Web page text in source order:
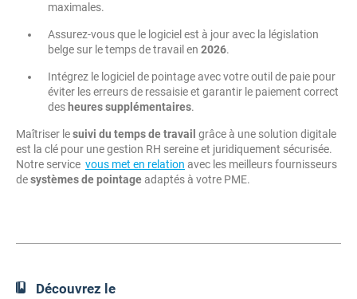
maximales.
Assurez-vous que le logiciel est à jour avec la législation
belge sur le temps de travail en 2026.
Intégrez le logiciel de pointage avec votre outil de paie pour
éviter les erreurs de ressaisie et garantir le paiement correct
des heures supplémentaires.
Maîtriser lesuivi du temps de travail grâce à une solution digitale
est la clé pour une gestion RH sereine et juridiquement sécurisée.
Notre service vous met en relation avec les meilleurs fournisseurs
desystèmes de pointageadaptés à votre PME.
Découvrez le